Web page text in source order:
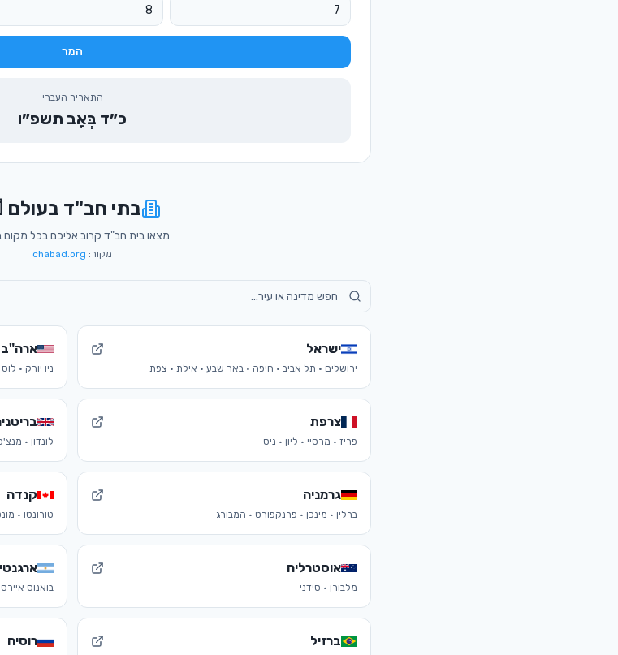
המר
התאריך העברי
כ״ד בְּאָב תשפ״ו
בתי חב"ד בעולם
מצאו בית חב"ד קרוב אליכם בכל מקום
מקור: chabad.org
ישראל
ירושלים · תל אביב · חיפה · באר שבע · אילת · צפת
ארה"ב
ניו יורק ·
צרפת
פריז · מרסיי · ליון · ניס לונדון ·
גרמניה
ברלין · מינכן · פרנקפורט · המבורג
קנדה
טורונטו ·
אוסטרליה
מלבורן · סידני בואנוס איירס
ברזיל רוסיה